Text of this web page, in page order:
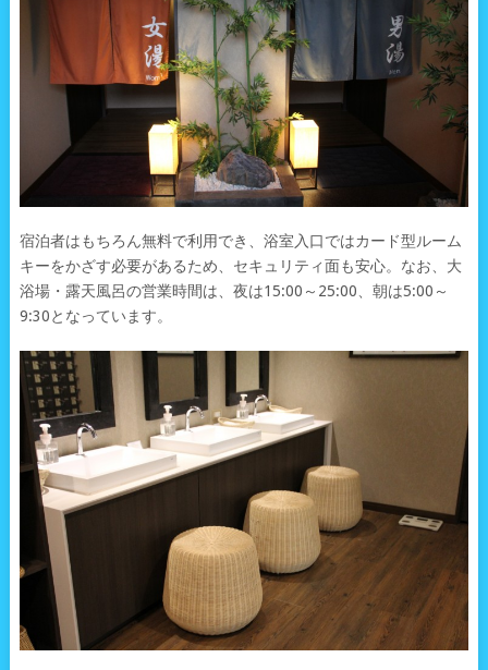
宿泊者はもちろん無料で利用でき、浴室入口ではカード型ルーム
キーをかざす必要があるため、セキュリティ面も安心。なお、大
浴場・露天風呂の営業時間は、夜は15:00～25:00、朝は5:00～
9:30となっています。